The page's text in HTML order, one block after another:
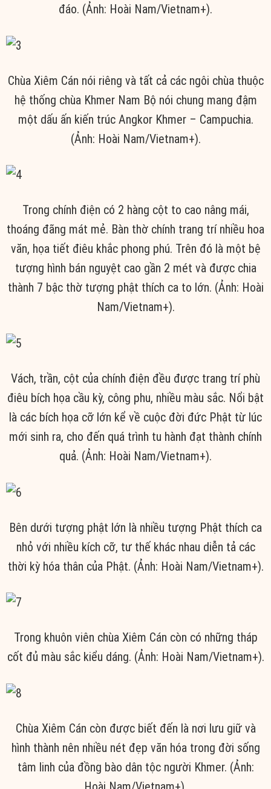
đáo. (Ảnh: Hoài Nam/Vietnam+).
Chùa Xiêm Cán nói riêng và tất cả các ngôi chùa thuộc
hệ thống chùa Khmer Nam Bộ nói chung mang đậm
một dấu ấn kiến trúc Angkor Khmer – Campuchia.
(Ảnh: Hoài Nam/Vietnam+).
Trong chính điện có 2 hàng cột to cao nâng mái,
thoáng đãng mát mẻ. Bàn thờ chính trang trí nhiều hoa
văn, họa tiết điêu khắc phong phú. Trên đó là một bệ
tượng hình bán nguyệt cao gần 2 mét và được chia
thành 7 bậc thờ tượng phật thích ca to lớn. (Ảnh: Hoài
Nam/Vietnam+).
Vách, trần, cột của chính điện đều được trang trí phù
điêu bích họa cầu kỳ, công phu, nhiều màu sắc. Nổi bật
là các bích họa cỡ lớn kể về cuộc đời đức Phật từ lúc
mới sinh ra, cho đến quá trình tu hành đạt thành chính
quả. (Ảnh: Hoài Nam/Vietnam+).
Bên dưới tượng phật lớn là nhiều tượng Phật thích ca
nhỏ với nhiều kích cỡ, tư thế khác nhau diễn tả các
thời kỳ hóa thân của Phật. (Ảnh: Hoài Nam/Vietnam+).
Trong khuôn viên chùa Xiêm Cán còn có những tháp
cốt đủ màu sắc kiểu dáng. (Ảnh: Hoài Nam/Vietnam+).
Chùa Xiêm Cán còn được biết đến là nơi lưu giữ và
hình thành nên nhiều nét đẹp văn hóa trong đời sống
tâm linh của đồng bào dân tộc người Khmer. (Ảnh: